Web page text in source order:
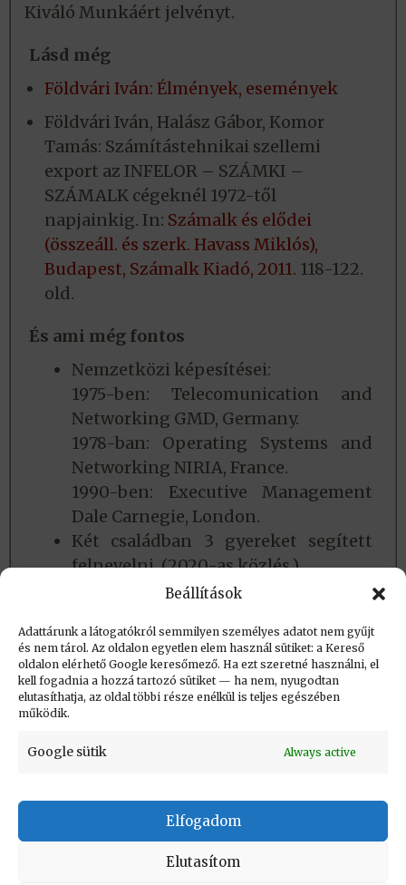
Beállítások
Adattárunk a látogatókról semmilyen személyes adatot nem gyűjt
és nem tárol. Az oldalon egyetlen elem használ sütiket: a Kereső
oldalon elérhető Google keresőmező. Ha ezt szeretné használni, el
kell fogadnia a hozzá tartozó sütiket — ha nem, nyugodtan
elutasíthatja, az oldal többi része enélkül is teljes egészében
működik.
Google sütik Always active
Elfogadom
Elutasítom
Kiváló Munkáért jelvényt.
Lásd még
Földvári Iván: Élmények, események
Földvári Iván, Halász Gábor, Komor
Tamás: Számítástehnikai szellemi
export az INFELOR – SZÁMKI –
SZÁMALK cégeknél 1972-től
napjainkig. In: Számalk és elődei
(összeáll. és szerk. Havass Miklós),
Budapest, Számalk Kiadó, 2011. 118-122.
old.
És ami még fontos
Nemzetközi képesítései:
1975-ben: Telecomunication and
Networking GMD, Germany.
1978-ban: Operating Systems and
Networking NIRIA, France.
1990-ben: Executive Management
Dale Carnegie, London.
Két családban 3 gyereket segített
felnevelni. (2020-as közlés.)
Hobbik: tenisz, kerékpározás, evezés,
Létrehozva: 2020.05.31. 19:12
Utolsó módosítás: 2024.02.03. 10:07
Impresszum
Adatvédelmi tájékoztató